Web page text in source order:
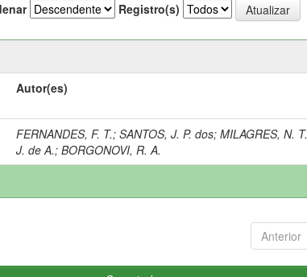
Registro(s)
Autor(es)
FERNANDES, F. T.;SANTOS, J. P. dos;MILAGRES, N. T.
J. de A.;BORGONOVI, R. A.
Anterior